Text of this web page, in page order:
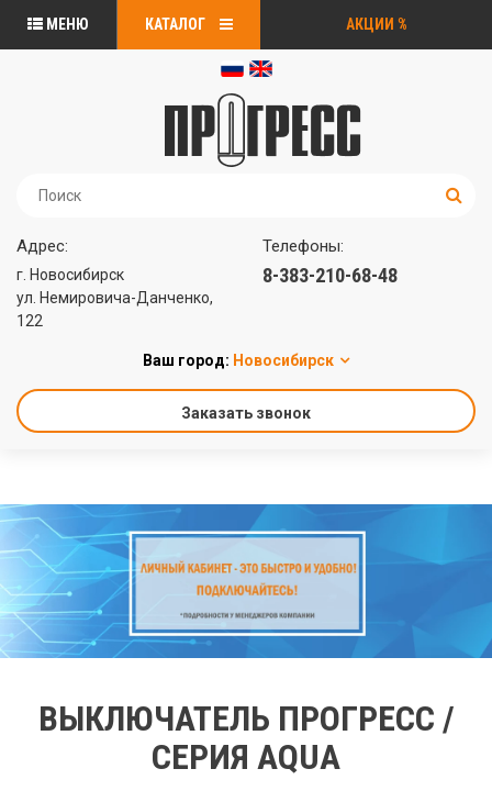
МЕНЮ КАТАЛОГ АКЦИИ %
Адрес:
г. Новосибирск
ул. Немировича-Данченко,
122
Телефоны:
8-383-210-68-48
Ваш город: Новосибирск
Заказать звонок
ВЫКЛЮЧАТЕЛЬ ПРОГРЕСС /
СЕРИЯ AQUA